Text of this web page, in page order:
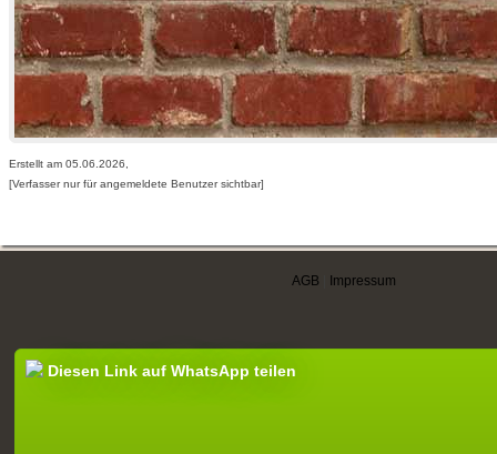
Erstellt am 05.06.2026,
[Verfasser nur für angemeldete Benutzer sichtbar]
AGB Impressum
Diesen Link auf WhatsApp teilen